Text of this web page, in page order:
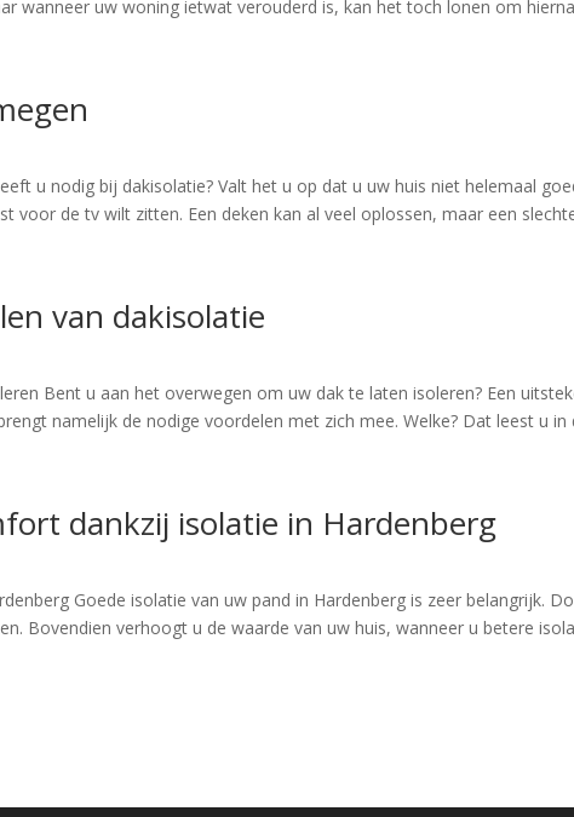
wanneer uw woning ietwat verouderd is, kan het toch lonen om
u nodig bij dakisolatie? Valt het u op dat u uw huis niet helemaal
voor de tv wilt zitten. Een deken kan al veel oplossen, maar een
van dakisolatie
Bent u aan het overwegen om uw dak te laten isoleren? Een
namelijk de nodige voordelen met zich mee. Welke? Dat leest u in
dankzij isolatie in Hardenberg
Goede isolatie van uw pand in Hardenberg is zeer belangrijk.
Bovendien verhoogt u de waarde van uw huis, wanneer u betere